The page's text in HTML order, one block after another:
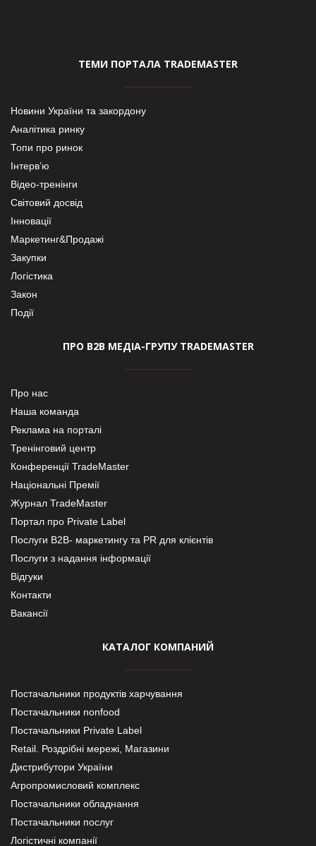
ТЕМИ ПОРТАЛА TRADEMASTER
Новини України та закордону
Аналітика ринку
Топи про ринок
Інтерв’ю
Відео-тренінги
Світовий досвід
Інновації
Маркетинг&Продажі
Закупки
Логістика
Закон
Події
ПРО В2В МЕДІА-ГРУПУ TRADEMASTER
Про нас
Наша команда
Реклама на порталі
Тренінговий центр
Конференції TradeMaster
Національні Премії
Журнал TradeMaster
Портал про Private Label
Послуги В2В- маркетингу та PR для клієнтів
Послуги з надання інформації
Відгуки
Контакти
Вакансії
КАТАЛОГ КОМПАНИЙ
Постачальники продуктів харчування
Постачальники nonfood
Постачальники Private Label
Retail. Роздрібні мережі, Магазини
Дистрибутори України
Агропромисловий комплекс
Постачальники обладнання
Постачальники послуг
Логістичні компанії